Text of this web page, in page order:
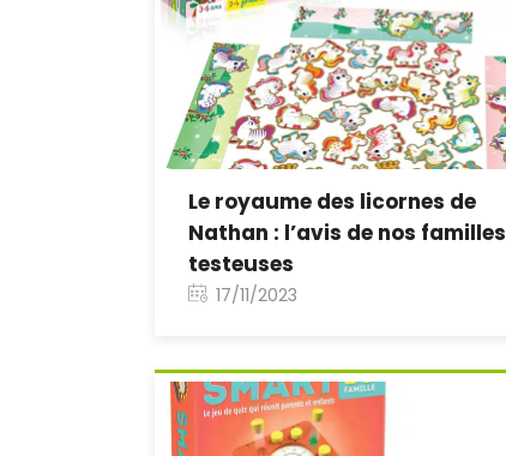
Le royaume des licornes de
Nathan : l’avis de nos familles
testeuses
17/11/2023